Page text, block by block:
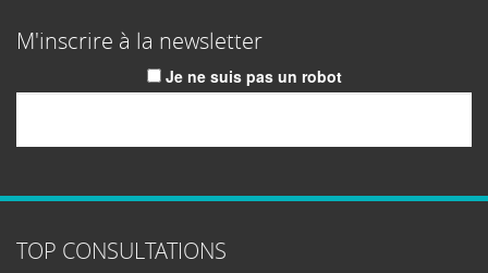
M'inscrire à la newsletter
Je ne suis pas un robot
TOP CONSULTATIONS